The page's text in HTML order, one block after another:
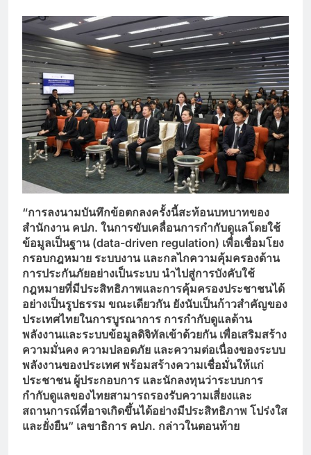
“การลงนามบันทึกข้อตกลงครั้งนี้สะท้อนบทบาทของ
สำนักงาน คปภ. ในการขับเคลื่อนการกำกับดูแลโดยใช้
ข้อมูลเป็นฐาน (data-driven regulation) เพื่อเชื่อมโยง
กรอบกฎหมาย ระบบงาน และกลไกความคุ้มครองด้าน
การประกันภัยอย่างเป็นระบบ นำไปสู่การบังคับใช้
กฎหมายที่มีประสิทธิภาพและการคุ้มครองประชาชนได้
อย่างเป็นรูปธรรม ขณะเดียวกัน ยังนับเป็นก้าวสำคัญของ
ประเทศไทยในการบูรณาการ การกำกับดูแลด้าน
พลังงานและระบบข้อมูลดิจิทัลเข้าด้วยกัน เพื่อเสริมสร้าง
ความมั่นคง ความปลอดภัย และความต่อเนื่องของระบบ
พลังงานของประเทศ พร้อมสร้างความเชื่อมั่นให้แก่
ประชาชน ผู้ประกอบการ และนักลงทุนว่าระบบการ
กำกับดูแลของไทยสามารถรองรับความเสี่ยงและ
สถานการณ์ที่อาจเกิดขึ้นได้อย่างมีประสิทธิภาพ โปร่งใส
และยั่งยืน” เลขาธิการ คปภ. กล่าวในตอนท้าย